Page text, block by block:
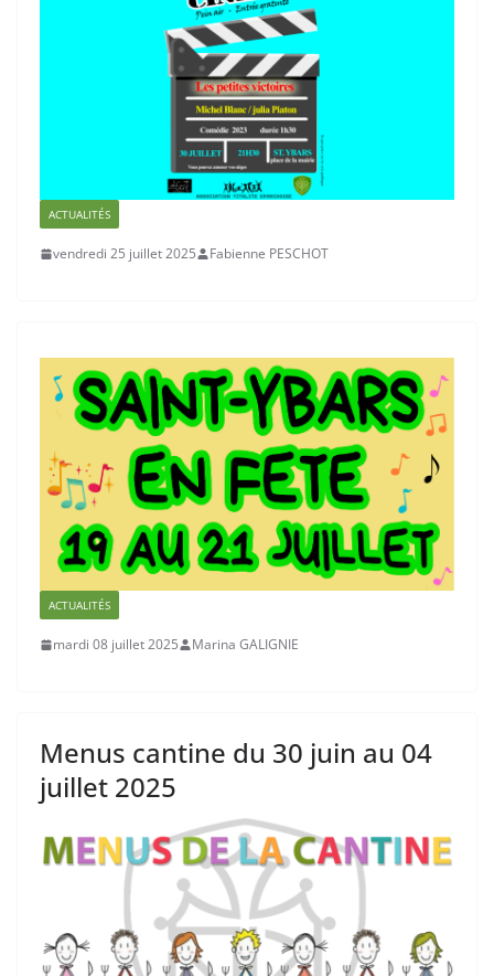
ACTUALITÉS
vendredi 25 juillet 2025 Fabienne PESCHOT
ACTUALITÉS
mardi 08 juillet 2025 Marina GALIGNIE
Menus cantine du 30 juin au 04
juillet 2025